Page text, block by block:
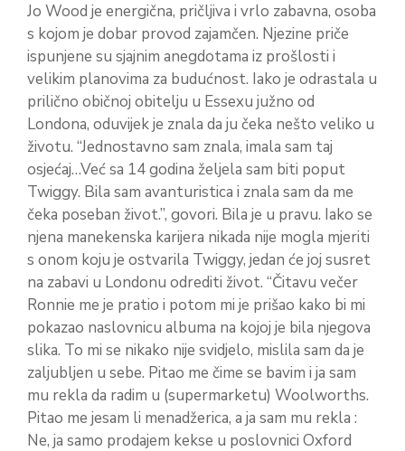
Jo Wood je energična, pričljiva i vrlo zabavna, osoba
s kojom je dobar provod zajamčen. Njezine priče
ispunjene su sjajnim anegdotama iz prošlosti i
velikim planovima za budućnost. Iako je odrastala u
prilično običnoj obitelju u Essexu južno od
Londona, oduvijek je znala da ju čeka nešto veliko u
životu. “Jednostavno sam znala, imala sam taj
osjećaj…Već sa 14 godina željela sam biti poput
Twiggy. Bila sam avanturistica i znala sam da me
čeka poseban život.”, govori. Bila je u pravu. Iako se
njena manekenska karijera nikada nije mogla mjeriti
s onom koju je ostvarila Twiggy, jedan će joj susret
na zabavi u Londonu odrediti život. “Čitavu večer
Ronnie me je pratio i potom mi je prišao kako bi mi
pokazao naslovnicu albuma na kojoj je bila njegova
slika. To mi se nikako nije svidjelo, mislila sam da je
zaljubljen u sebe. Pitao me čime se bavim i ja sam
mu rekla da radim u (supermarketu) Woolworths.
Pitao me jesam li menadžerica, a ja sam mu rekla :
Ne, ja samo prodajem kekse u poslovnici Oxford